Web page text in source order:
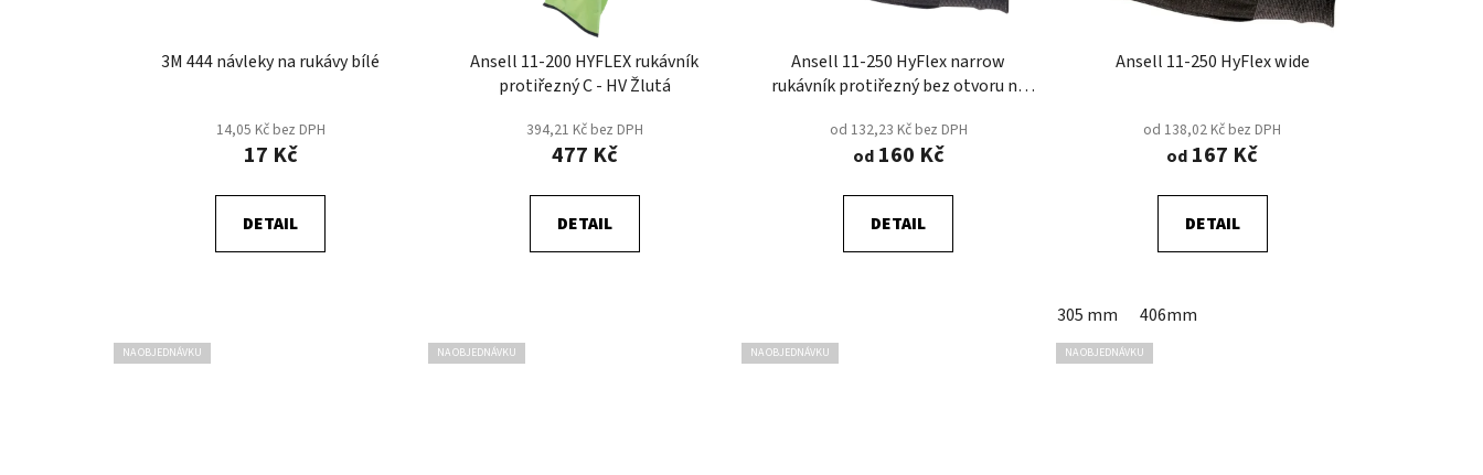
3M 444 návleky na rukávy bílé
14,05 Kč bez DPH
17 Kč
DETAIL
Ansell 11-200 HYFLEX rukávník
protiřezný C - HV Žlutá
394,21 Kč bez DPH
477 Kč
DETAIL
Ansell 11-250 HyFlex narrow
rukávník protiřezný bez otvoru na
od 132,23 Kč bez DPH
od160 Kč
DETAIL
Ansell 11-250 HyFlex wide
od 138,02 Kč bez DPH
od 167 Kč
DETAIL
305 mm 406mm
NA OBJEDNÁVKU NA OBJEDNÁVKU NA OBJEDNÁVKU NA OBJEDNÁVKU